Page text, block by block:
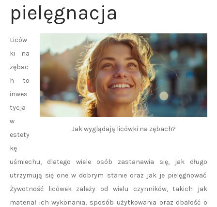
pielęgnacja
Jak wyglądają licówki na zębach?
Liców
ki na
zębac
h to
inwes
tycja
w
estety
kę
uśmiechu, dlatego wiele osób zastanawia się, jak długo
utrzymują się one w dobrym stanie oraz jak je pielęgnować.
Żywotność licówek zależy od wielu czynników, takich jak
materiał ich wykonania, sposób użytkowania oraz dbałość o